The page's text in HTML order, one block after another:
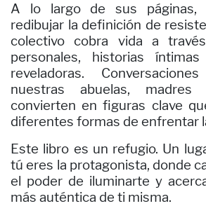
A lo largo de sus páginas,
redibujar la definición de
colectivo cobra vida a
personales, historias
reveladoras.
nuestras abuelas,
convierten en figuras clave
diferentes formas de enfrentar
Este libro es un refugio. Un
tú eres la protagonista, donde
el poder de iluminarte y
más auténtica de ti misma.